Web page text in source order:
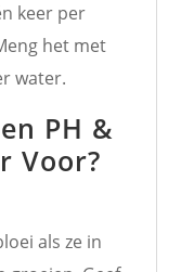
keer per
het met
water.
PH &
Voor?
als ze in